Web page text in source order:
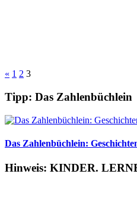
Seitennummerierung
der
Beiträge
« Vorherige
1 2 3
Tipp: Das Zahlenbüchlein
Das Zahlenbüchlein:
Hinweis: KINDER.